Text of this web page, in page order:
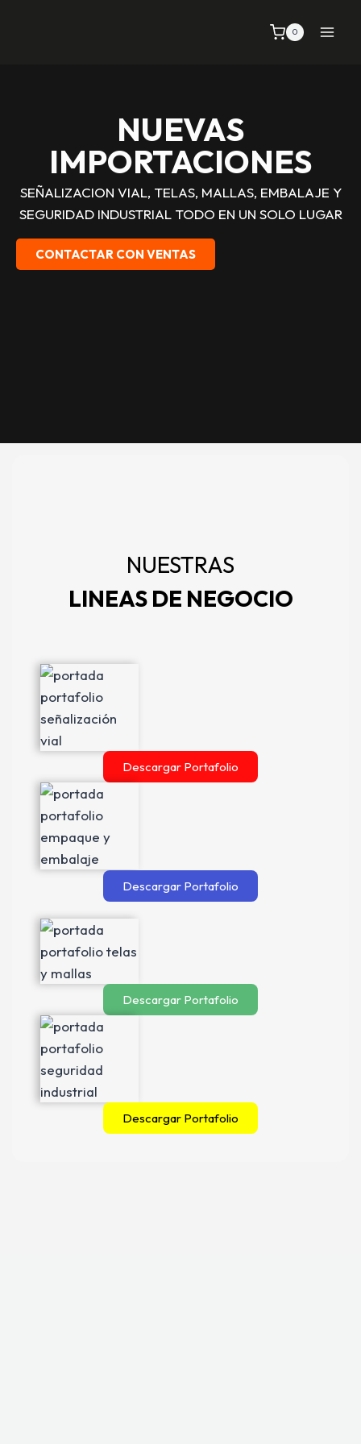
0
NUEVAS
IMPORTACIONES
SEÑALIZACION VIAL, TELAS, MALLAS, EMBALAJE Y
SEGURIDAD INDUSTRIAL TODO EN UN SOLO LUGAR
CONTACTAR CON VENTAS
NUESTRAS
LINEAS DE NEGOCIO
Descargar Portafolio
Descargar Portafolio
Descargar Portafolio
Descargar Portafolio